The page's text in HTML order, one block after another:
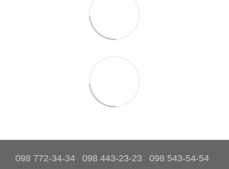
098 772-34-34 098 443-23-23
098 543-54-54